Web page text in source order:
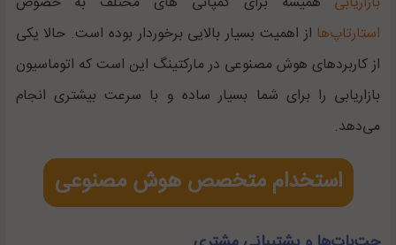
استارتاپ‌ها از اهمیت بسیار بالایی برخوردار بوده است. حالا یکی
از کاربرد‌های هوش مصنوعی در مارکتینگ این است که اتوماسیون
بازاریابی را برای شما بسیار ساده و با سرعت بیشتری انجام
می‌دهد.
استخدام متخصص هوش مصنوعی